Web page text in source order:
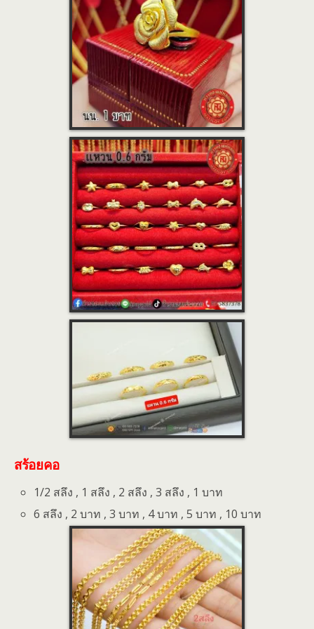
สร้อยคอ
1/2 สลึง , 1 สลึง , 2 สลึง , 3 สลึง , 1 บาท
6 สลึง , 2 บาท , 3 บาท , 4 บาท , 5 บาท , 10 บาท